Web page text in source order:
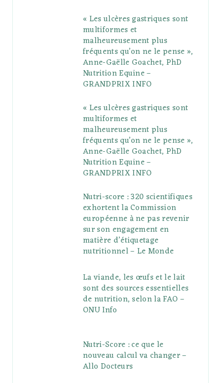
e
P
l
s
g
r
a
m
r
e
s
r
« Les ulcères gastriques sont
multiformes et
malheureusement plus
fréquents qu’on ne le pense »,
Anne-Gaëlle Goachet, PhD
Nutrition Equine –
GRANDPRIX INFO
« Les ulcères gastriques sont
multiformes et
malheureusement plus
fréquents qu’on ne le pense »,
Anne-Gaëlle Goachet, PhD
Nutrition Equine –
GRANDPRIX INFO
Nutri-score : 320 scientifiques
exhortent la Commission
européenne à ne pas revenir
sur son engagement en
matière d’étiquetage
nutritionnel – Le Monde
La viande, les œufs et le lait
sont des sources essentielles
de nutrition, selon la FAO –
ONU Info
Nutri-Score : ce que le
nouveau calcul va changer –
Allo Docteurs